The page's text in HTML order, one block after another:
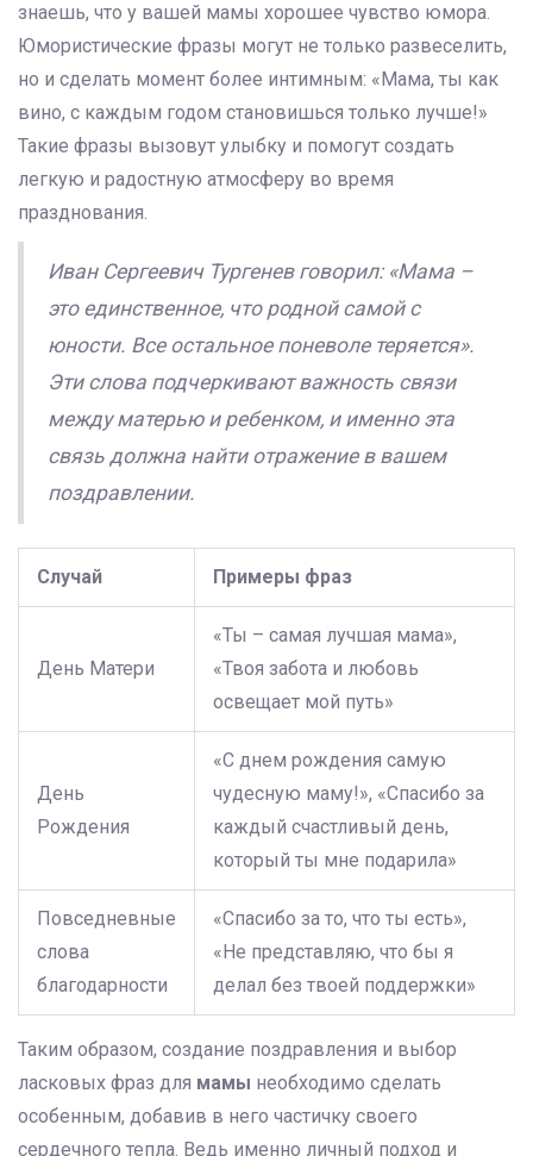
знаешь, что у вашей мамы хорошее чувство юмора.
Юмористические фразы могут не только развеселить,
но и сделать момент более интимным: «Мама, ты как
вино, с каждым годом становишься только лучше!»
Такие фразы вызовут улыбку и помогут создать
легкую и радостную атмосферу во время
празднования.
Иван Сергеевич Тургенев говорил: «Мама –
это единственное, что родной самой с
юности. Все остальное поневоле теряется».
Эти слова подчеркивают важность связи
между матерью и ребенком, и именно эта
связь должна найти отражение в вашем
поздравлении.
Случай Примеры фраз
День Матери
«Ты – самая лучшая мама»,
«Твоя забота и любовь
освещает мой путь»
День
Рождения
«С днем рождения самую
чудесную маму!», «Спасибо за
каждый счастливый день,
который ты мне подарила»
Повседневные
слова
благодарности
«Спасибо за то, что ты есть»,
«Не представляю, что бы я
делал без твоей поддержки»
Таким образом, создание поздравления и выбор
ласковых фраз для мамы необходимо сделать
особенным, добавив в него частичку своего
сердечного тепла. Ведь именно личный подход и